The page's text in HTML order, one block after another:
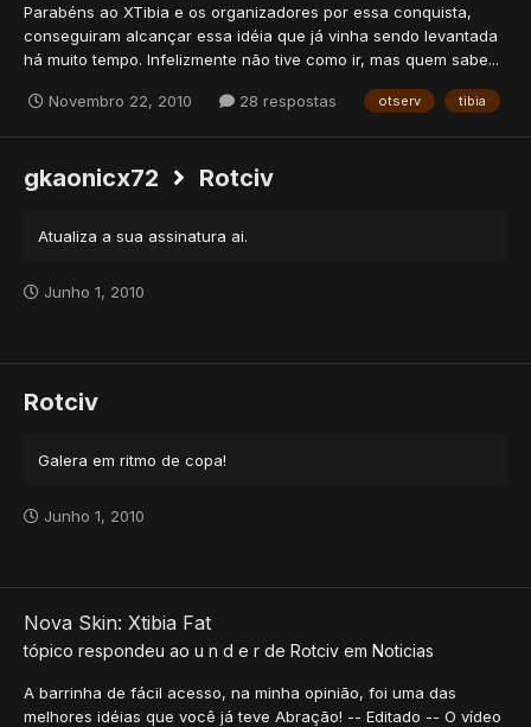
Parabéns ao XTibia e os organizadores por essa conquista,
conseguiram alcançar essa idéia que já vinha sendo levantada
há muito tempo. Infelizmente não tive como ir, mas quem sabe...
Novembro 22, 2010 28 respostas otserv tibia
gkaonicx72 Rotciv
Atualiza a sua assinatura ai.
Junho 1, 2010
Rotciv
Galera em ritmo de copa!
Junho 1, 2010
Nova Skin: Xtibia Fat
tópico respondeu ao u n d e r de Rotciv em Noticias
A barrinha de fácil acesso, na minha opinião, foi uma das
melhores idéias que você já teve Abração! -- Editado -- O vídeo